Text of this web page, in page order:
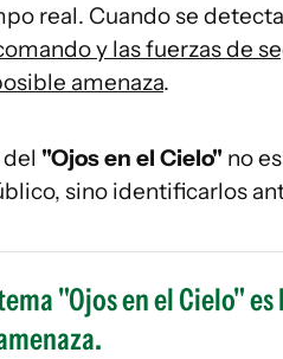
real. Cuando se
y las fuerzas de
amenaza.
"Ojos en el Cielo" no
sino identificarlos
"Ojos en el Cielo"